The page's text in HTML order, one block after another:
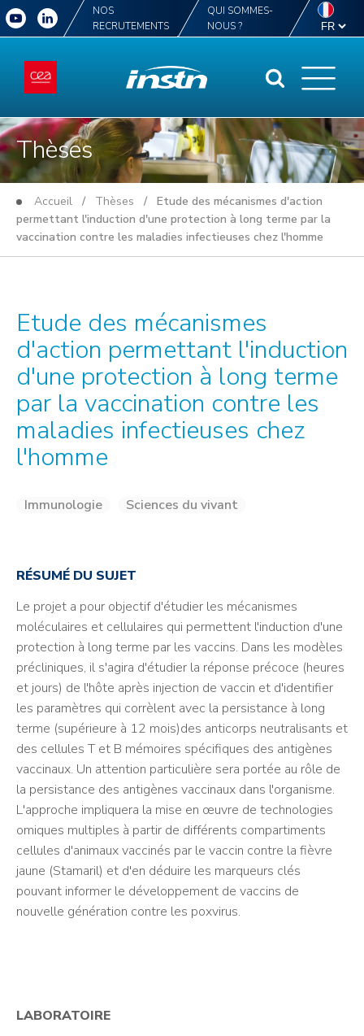
NOS
RECRUTEMENTS
QUI SOMMES-
NOUS ?
Thèses
Accueil / Thèses / Etude des mécanismes d'action
permettant l'induction d'une protection à long terme par la
vaccination contre les maladies infectieuses chez l'homme
Etude des mécanismes
d'action permettant l'induction
d'une protection à long terme
par la vaccination contre les
maladies infectieuses chez
l'homme
Immunologie Sciences du vivant
RÉSUMÉ DU SUJET
Le projet a pour objectif d'étudier les mécanismes
moléculaires et cellulaires qui permettent l'induction d'une
protection à long terme par les vaccins. Dans les modèles
précliniques, il s'agira d'étudier la réponse précoce (heures
et jours) de l'hôte après injection de vaccin et d'identifier
les paramètres qui corrèlent avec la persistance à long
terme (supérieure à 12 mois)des anticorps neutralisants et
des cellules T et B mémoires spécifiques des antigènes
vaccinaux. Un attention particulière sera portée au rôle de
la persistance des antigènes vaccinaux dans l'organisme.
L'approche impliquera la mise en œuvre de technologies
omiques multiples à partir de différents compartiments
cellules d'animaux vaccinés par le vaccin contre la fièvre
jaune (Stamaril) et d'en déduire les marqueurs clés
pouvant informer le développement de vaccins de
nouvelle génération contre les poxvirus.
LABORATOIRE